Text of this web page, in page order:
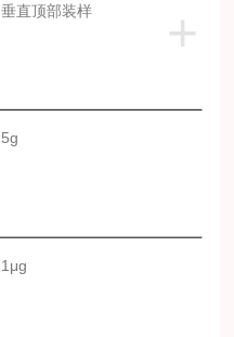
+
垂直顶部装样
5g
1μg